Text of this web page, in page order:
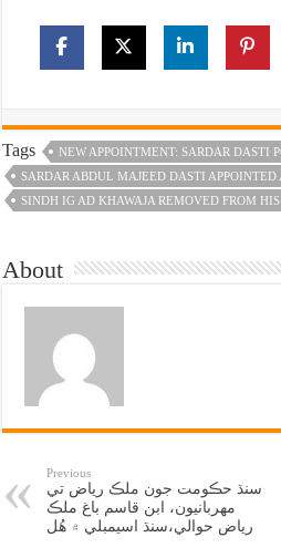
Tags
NEW APPOINTMENT: SARDAR DASTI
SARDAR ABDUL MAJEED DASTI APPOINTED
SINDH IG AD KHAWAJA REMOVED FROM HIS
About
Previous
سنڌ حڪومت جون ملڪ رياض تي
مهربانيون، ابن قاسم باغ ملڪ
رياض حوالي،سنڌ اسيمبلي ۾ هُل